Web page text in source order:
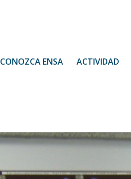
CONOZCA ENSA ACTIVIDAD